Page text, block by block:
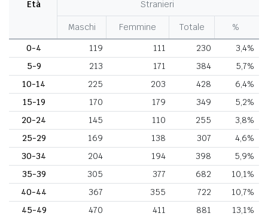
Età Stranieri
Maschi Femmine Totale
%
0-4
119 111 230
3,4%
5-9
213 171 384
5,7%
10-14
225 203 428
6,4%
15-19
170 179 349
5,2%
20-24
145 110 255
3,8%
25-29
169 138 307
4,6%
30-34
204 194 398
5,9%
35-39
305 377 682
10,1%
40-44
367 355 722
10,7%
45-49
470 411 881
13,1%